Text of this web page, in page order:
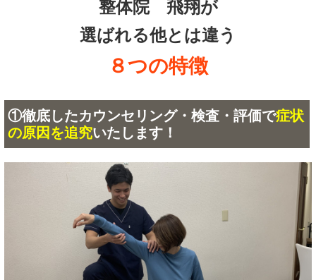
整体院 飛翔が
選ばれる他とは違う
８つの特徴
①徹底したカウンセリング・検査・評価で症状
の原因を追究いたします！